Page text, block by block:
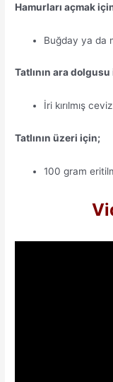
Hamurları açmak
Buğday ya da
Tatlının ara
İri kırılmış
Tatlının üzeri için;
100 gram